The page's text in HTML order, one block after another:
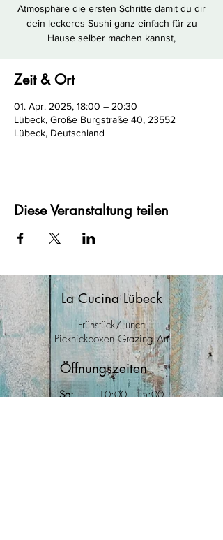
Atmosphäre die ersten Schritte damit du dir
dein leckeres Sushi ganz einfach für zu
Hause selber machen kannst,
Zeit & Ort
01. Apr. 2025, 18:00 – 20:30
Lübeck, Große Burgstraße 40, 23552
Lübeck, Deutschland
Diese Veranstaltung teilen
La Cucina Lübeck
Frühstück/Lunch
Picknickboxen Grazing Art
Öffnungszeiten
Sa:10:00- 15:00